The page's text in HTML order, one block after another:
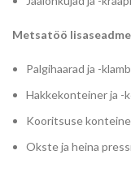
Metsatöö
Palgihaarad ja -
Hakkekonteiner ja -
Kooritsuse
Okste ja heina